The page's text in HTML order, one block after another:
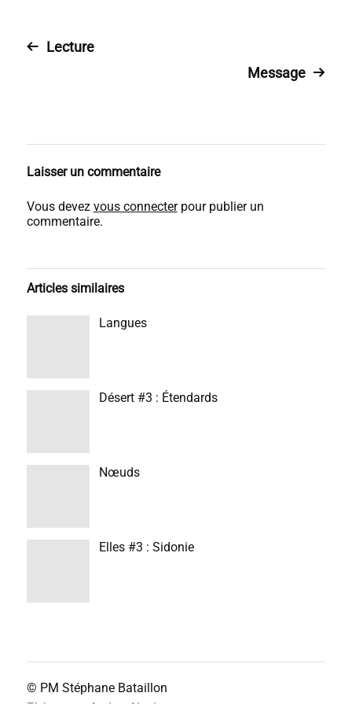
Lecture
Message
Laisser un commentaire
Vous devez vous connecterpour publier un
commentaire.
Articles similaires
Langues
Désert #3 : Étendards
Nœuds
Elles #3 : Sidonie
© PM Stéphane Bataillon